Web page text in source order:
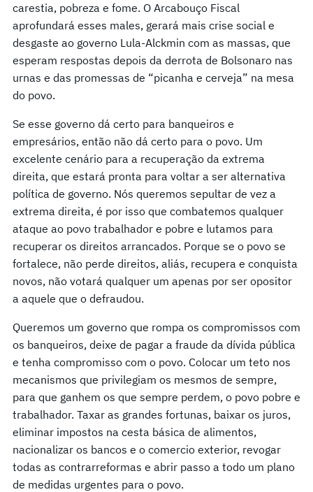
carestia, pobreza e fome. O Arcabouço Fiscal
aprofundará esses males, gerará mais crise social e
desgaste ao governo Lula-Alckmin com as massas, que
esperam respostas depois da derrota de Bolsonaro nas
urnas e das promessas de “picanha e cerveja” na mesa
do povo.
Se esse governo dá certo para banqueiros e
empresários, então não dá certo para o povo. Um
excelente cenário para a recuperação da extrema
direita, que estará pronta para voltar a ser alternativa
política de governo. Nós queremos sepultar de vez a
extrema direita, é por isso que combatemos qualquer
ataque ao povo trabalhador e pobre e lutamos para
recuperar os direitos arrancados. Porque se o povo se
fortalece, não perde direitos, aliás, recupera e conquista
novos, não votará qualquer um apenas por ser opositor
a aquele que o defraudou.
Queremos um governo que rompa os compromissos com
os banqueiros, deixe de pagar a fraude da dívida pública
e tenha compromisso com o povo. Colocar um teto nos
mecanismos que privilegiam os mesmos de sempre,
para que ganhem os que sempre perdem, o povo pobre e
trabalhador. Taxar as grandes fortunas, baixar os juros,
eliminar impostos na cesta básica de alimentos,
nacionalizar os bancos e o comercio exterior, revogar
todas as contrarreformas e abrir passo a todo um plano
de medidas urgentes para o povo.